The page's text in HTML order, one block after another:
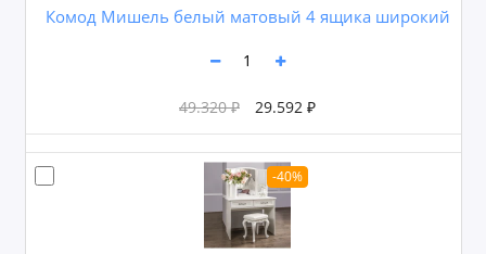
Комод Мишель белый матовый 4 ящика широкий
49.320 ₽ 29.592 ₽
-40%